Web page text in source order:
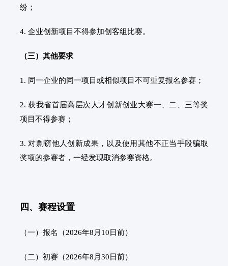
纷；
4. 企业创新项目不得参加创客组比赛。
（三）其他要求
1. 同一企业的同一项目或相似项目不可重复报名参赛；
2. 获我省首届高层次人才创新创业大赛一、二、三等奖
项目不得参赛；
3. 对剽窃他人创新成果，以及使用其他不正当手段骗取
奖项的参赛者，一经发现取消参赛资格。
四、赛程设置
（一）报名（2026年8月10日前）
（二）初赛（2026年8月30日前）